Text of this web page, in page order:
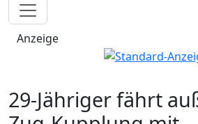
Anzeige
29-Jähriger fährt